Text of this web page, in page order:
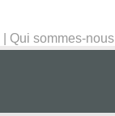
Qui sommes-nous